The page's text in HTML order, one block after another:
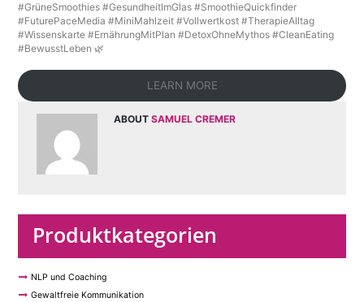
#GrüneSmoothies #GesundheitImGlas #SmoothieQuickfinder
#FuturePaceMedia #MiniMahlzeit #Vollwertkost #TherapieAlltag
#Wissenskarte #ErnährungMitPlan #DetoxOhneMythos #CleanEating
#BewusstLeben 🌿
LEARN MORE
ABOUT SAMUEL CREMER
Produktkategorien
NLP und Coaching
Gewaltfreie Kommunikation